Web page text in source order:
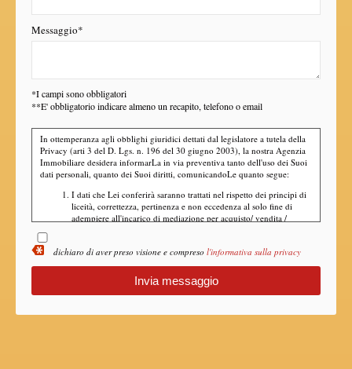
Messaggio*
*I campi sono obbligatori
**E' obbligatorio indicare almeno un recapito, telefono o email
In ottemperanza agli obblighi giuridici dettati dal legislatore a tutela della
Privacy (arti 3 del D. Lgs. n. 196 del 30 giugno 2003), la nostra Agenzia
Immobiliare desidera informarLa in via preventiva tanto dell'uso dei Suoi
dati personali, quanto dei Suoi diritti, comunicandoLe quanto segue:
I dati che Lei conferirà saranno trattati nel rispetto dei principi di
liceità, correttezza, pertinenza e non eccedenza al solo fine di
adempiere all'incarico di mediazione per acquisto/ vendita /
quello strettamente necessario al conseguimento della finalità
medesima;
Il conferimento dei dati è obbligatorio per dare corso ai rapporto
negoziale citato ed il mancato conferimento impedisce la
Il conferimento dei dati previsti dalla normativa in materia di
dichiaro di aver preso visione e compreso l'informativa sulla privacy